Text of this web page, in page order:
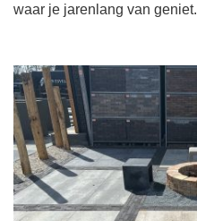
waar je jarenlang van geniet.